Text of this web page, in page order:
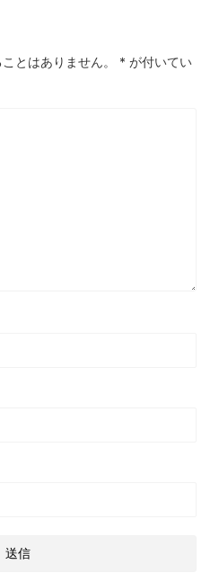
とはありません。 * が付いてい